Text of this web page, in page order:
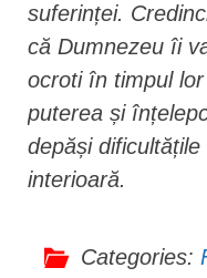
suferinței.
că Dumnezeu îi
ocroti în timpul
puterea și
depăși
interioară.
Categories: